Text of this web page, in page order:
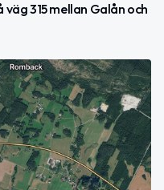
315 mellan Galån och